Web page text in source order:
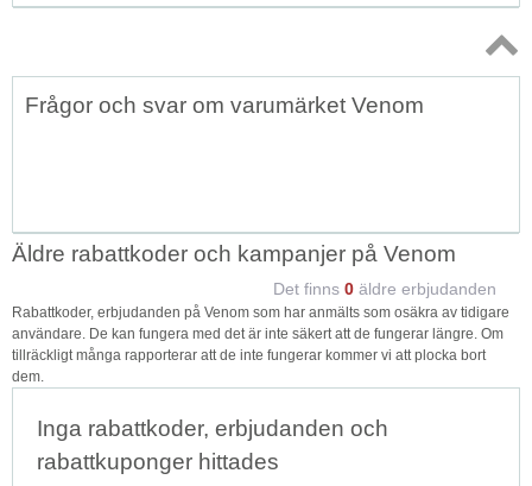
Topp
Frågor och svar om varumärket Venom
Äldre rabattkoder och kampanjer på Venom
Det finns 0 äldre erbjudanden
Rabattkoder, erbjudanden på Venom som har anmälts som osäkra av tidigare
användare. De kan fungera med det är inte säkert att de fungerar längre. Om
tillräckligt många rapporterar att de inte fungerar kommer vi att plocka bort
dem.
Inga rabattkoder, erbjudanden och
rabattkuponger hittades